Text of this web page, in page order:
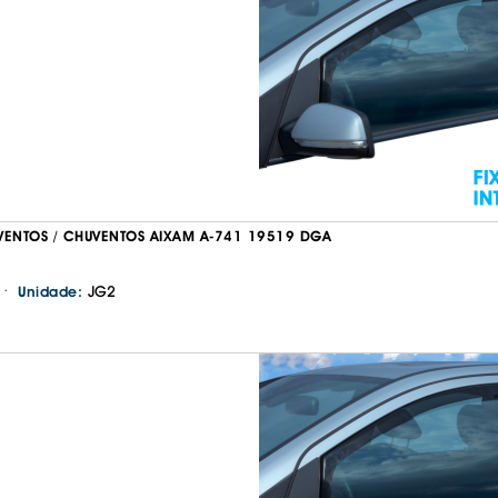
ALCATIFA
BORRACHA
BORRACHA/ CHUVENTOS AIXAM A-741 19519 DGA
· Unidade: JG2